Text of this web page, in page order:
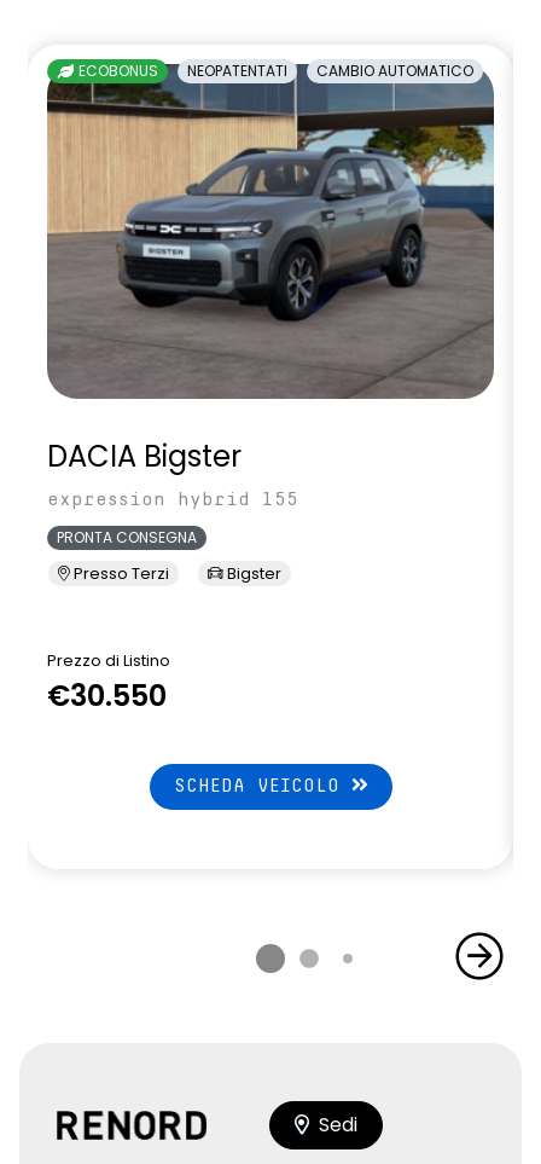
ECOBONUS NEOPATENTATI CAMBIO AUTOMATICO
DACIA Bigster
expression hybrid 155
PRONTA CONSEGNA
Presso Terzi Bigster
Prezzo di Listino
€30.550
SCHEDA VEICOLO
Sedi